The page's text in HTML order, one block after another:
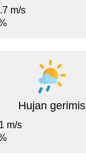
m/s
Hujan gerimis
m/s